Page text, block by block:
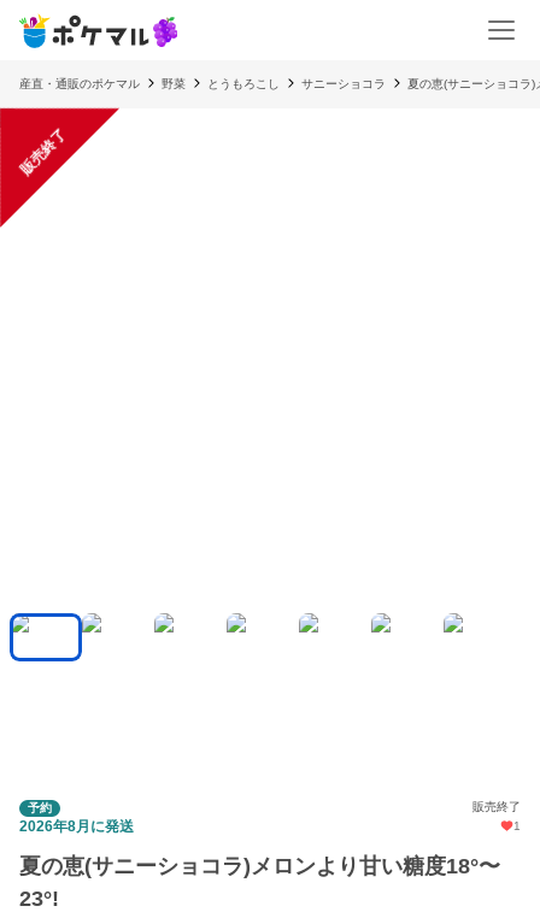
産直・通販のポケマル 野菜 とうもろこし サニーショコラ 夏の恵(サニーショコラ)
販売終了
予約 販売終了
2026年8月に発送 1
夏の恵(サニーショコラ)メロンより甘い糖度18°〜
23°!